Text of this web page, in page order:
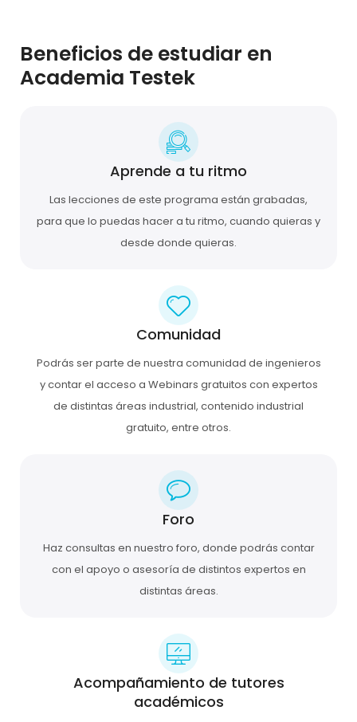
Beneficios de estudiar en
Academia Testek
Aprende a tu ritmo
Las lecciones de este programa están grabadas,
para que lo puedas hacer a tu ritmo, cuando quieras y
desde donde quieras.
Comunidad
Podrás ser parte de nuestra comunidad de ingenieros
y contar el acceso a Webinars gratuitos con expertos
de distintas áreas industrial, contenido industrial
gratuito, entre otros.
Acompañamiento de tutores
académicos
Foro
Haz consultas en nuestro foro, donde podrás contar
con el apoyo o asesoría de distintos expertos en
distintas áreas.